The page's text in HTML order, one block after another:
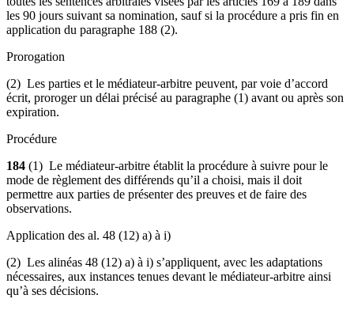
les 90 jours suivant sa nomination, sauf si la procédure a pris fin en
application du paragraphe 188 (2).
Prorogation
(2) Les parties et le médiateur-arbitre peuvent, par voie d’accord
écrit, proroger un délai précisé au paragraphe (1) avant ou après son
expiration.
Procédure
184 (1) Le médiateur-arbitre établit la procédure à suivre pour le
mode de règlement des différends qu’il a choisi, mais il doit
permettre aux parties de présenter des preuves et de faire des
observations.
Application des al. 48 (12) a) à i)
(2) Les alinéas 48 (12) a) à i) s’appliquent, avec les adaptations
nécessaires, aux instances tenues devant le médiateur-arbitre ainsi
qu’à ses décisions.